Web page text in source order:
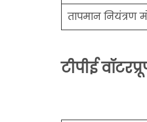
तापमान नियंत्रण
टीपीई